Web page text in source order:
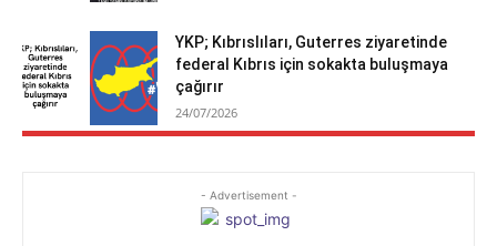
YKP; Kıbrıslıları, Guterres ziyaretinde
federal Kıbrıs için sokakta buluşmaya
çağırır
24/07/2026
- Advertisement -